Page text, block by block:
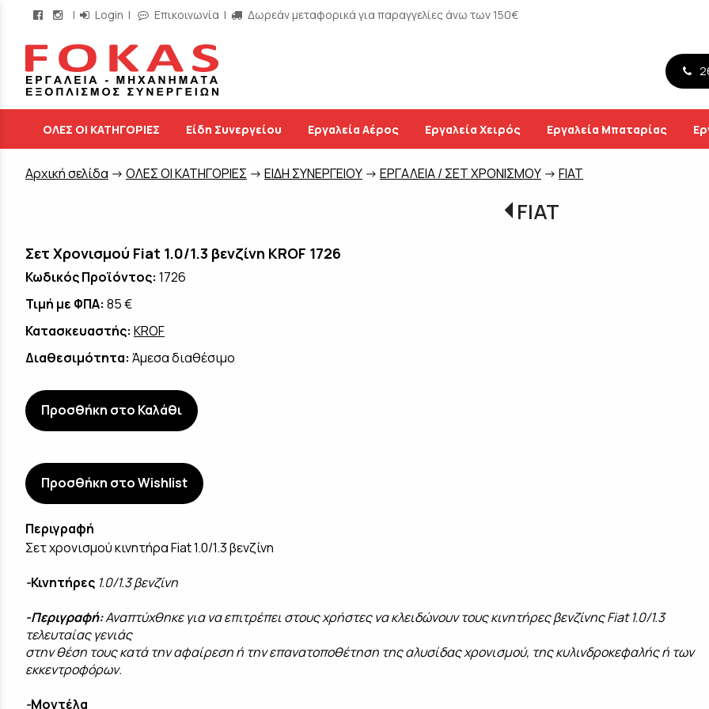
| Login | Επικοινωνία | Δωρεάν μεταφορικά για παραγγελίες άνω των 150€
/
ΟΛΕΣ ΟΙ ΚΑΤΗΓΟΡΙΕΣ Είδη Συνεργείου Εργαλεία Αέρος Εργαλεία Χειρός Εργαλεία Μπαταρίας
Aρχική σελίδα -> ΟΛΕΣ ΟΙ ΚΑΤΗΓΟΡΙΕΣ -> ΕΙΔΗ ΣΥΝΕΡΓΕΙΟΥ -> ΕΡΓΑΛΕΙΑ / ΣΕΤ ΧΡΟΝΙΣΜΟΥ -> FIAT
FIAT
Σετ Χρονισμού Fiat 1.0/1.3 βενζίνη KROF 1726
Κωδικός Προϊόντος: 1726
Τιμή με ΦΠΑ: 85 €
Κατασκευαστής: KROF
Διαθεσιμότητα: Άμεσα διαθέσιμο
Προσθήκη στο Καλάθι
Προσθήκη στο Wishlist
Περιγραφή
Σετ χρονισμού κινητήρα Fiat 1.0/1.3 βενζίνη
-Κινητήρες 1.0/1.3 βενζίνη
-Περιγραφή:Αναπτύχθηκε για να επιτρέπει στους χρήστες να κλειδώνουν τους κινητήρες βενζίνης Fiat 1.0/1.3
τελευταίας γενιάς
στην θέση τους κατά την αφαίρεση ή την επανατοποθέτηση της αλυσίδας χρονισμού, της κυλινδροκεφαλής ή των
εκκεντροφόρων.
-Μοντέλα